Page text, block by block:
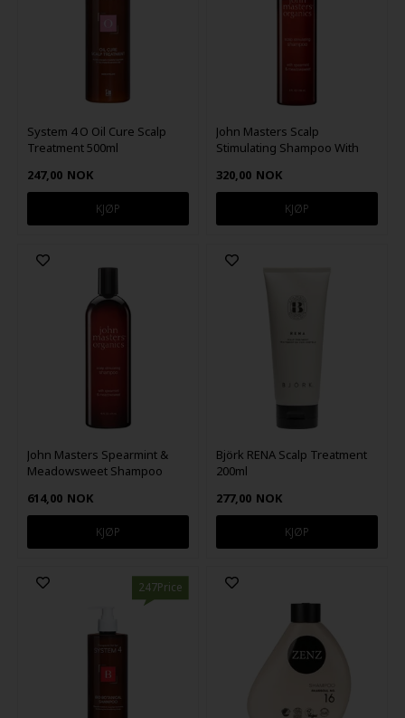
System 4 O Oil Cure Scalp
Treatment 500ml
247,00 NOK
John Masters Scalp
Stimulating Shampoo With
236ml
320,00 NOK
John Masters Spearmint &
Meadowsweet Shampoo
614,00 NOK
Björk RENA Scalp Treatment
200ml
277,00 NOK
247Price